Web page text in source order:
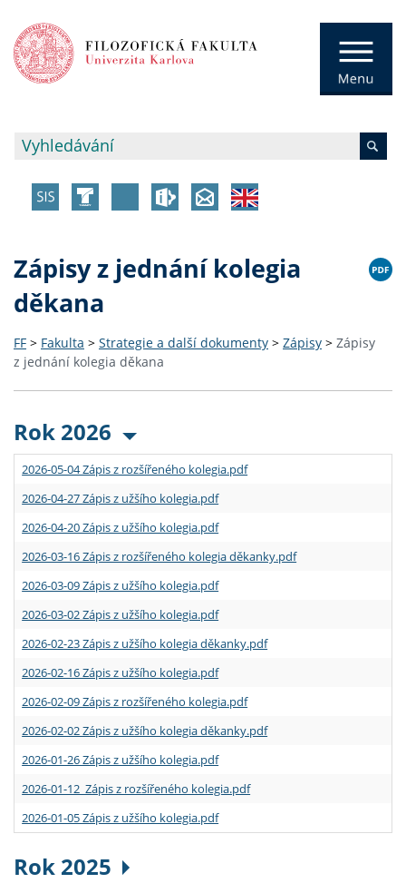
Zápisy z jednání kolegia
děkana
FF > Fakulta > Strategie a další dokumenty > Zápisy > Zápisy
z jednání kolegia děkana
Rok 2026
2026-05-04 Zápis z rozšířeného kolegia.pdf
2026-04-27 Zápis z užšího kolegia.pdf
2026-04-20 Zápis z užšího kolegia.pdf
2026-03-16 Zápis z rozšířeného kolegia děkanky.pdf
2026-03-09 Zápis z užšího kolegia.pdf
2026-03-02 Zápis z užšího kolegia.pdf
2026-02-23 Zápis z užšího kolegia děkanky.pdf
2026-02-16 Zápis z užšího kolegia.pdf
2026-02-09 Zápis z rozšířeného kolegia.pdf
2026-02-02 Zápis z užšího kolegia děkanky.pdf
2026-01-26 Zápis z užšího kolegia.pdf
2026-01-12 Zápis z rozšířeného kolegia.pdf
2026-01-05 Zápis z užšího kolegia.pdf
Rok 2025